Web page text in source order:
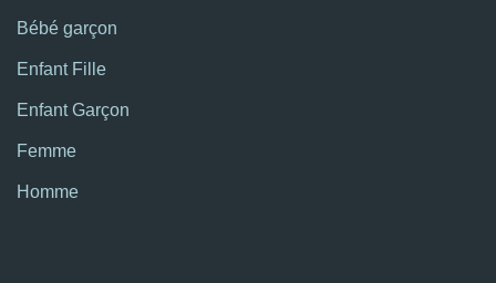
Bébé garçon
Enfant Fille
Enfant Garçon
Femme
Homme